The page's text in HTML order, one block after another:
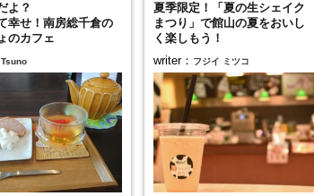
よ？
幸せ！南房総千倉の
のカフェ
Tsuno
夏季限定！「夏の生シェイク
まつり」で館山の夏をおいし
く楽しもう！
writer： フジイ ミツコ